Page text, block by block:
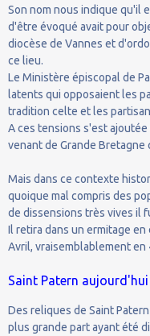
Son nom nous indique qu'il
d'être évoqué avait pour
diocèse de Vannes et
ce lieu.
Le Ministère épiscopal de
latents qui opposaient les
tradition celte et les
A ces tensions s'est
venant de Grande
Mais dans ce contexte
quoique mal compris des
de dissensions très vives il
Il retira dans un ermitage
Avril, vraisemblablement
Saint Patern aujourd'hui
Des reliques de Saint
plus grande part ayant été